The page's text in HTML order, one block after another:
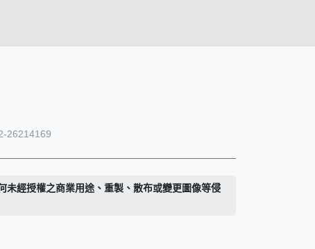
26214169
未經授權之商業用途、重製、散布或變更圖像等侵